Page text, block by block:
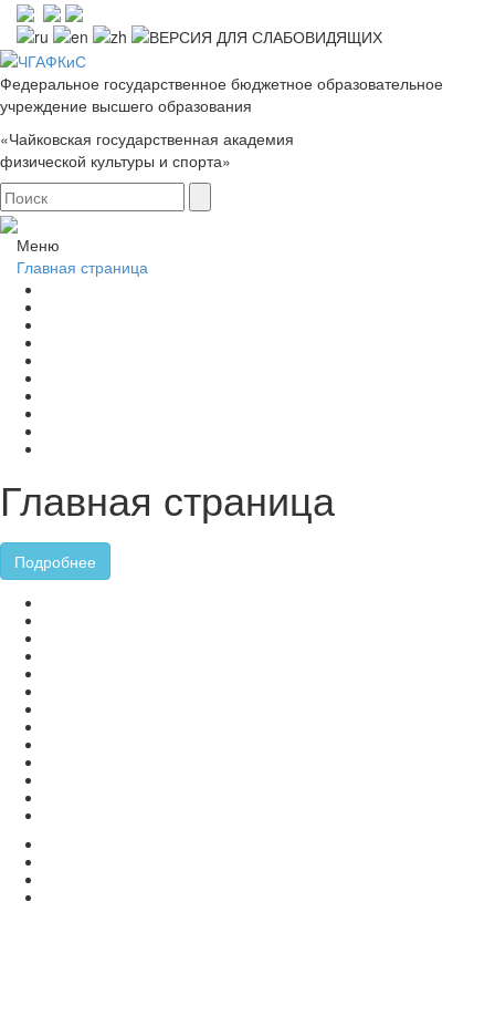
Федеральное государственное бюджетное образовательное
учреждение высшего образования
«Чайковская государственная академия
физической культуры и спорта»
Меню
Главная страница
Главная страница
Подробнее